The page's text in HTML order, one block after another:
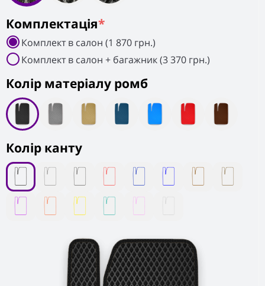
Колiр матеріалу ромб
Колір канту
Комплектація*
Комплект в салон (1 870 грн.)
Комплект в салон + багажник (3 370 грн.)